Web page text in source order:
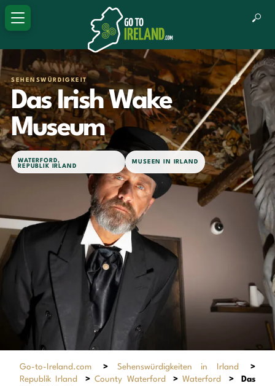
SEHENSWÜRDIGKEIT
Das Irish Wake
Museum
WATERFORD,
REPUBLIK IRLAND
MUSEEN IN IRLAND
Go-to-Ireland.com > Sehenswürdigkeiten in Irland
>
Republik Irland
>County Waterford >Waterford >
Das